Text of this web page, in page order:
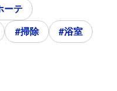
ーテ
#掃除
#浴室